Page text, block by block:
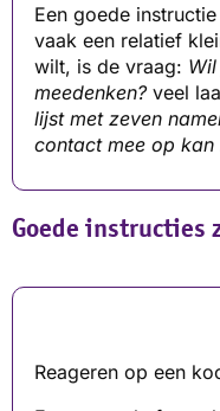
Een goede
vaak een relatief
wilt, is de vraag:
meedenken?veel
lijst met zeven
contact mee op kan
Goede
Reageren op een